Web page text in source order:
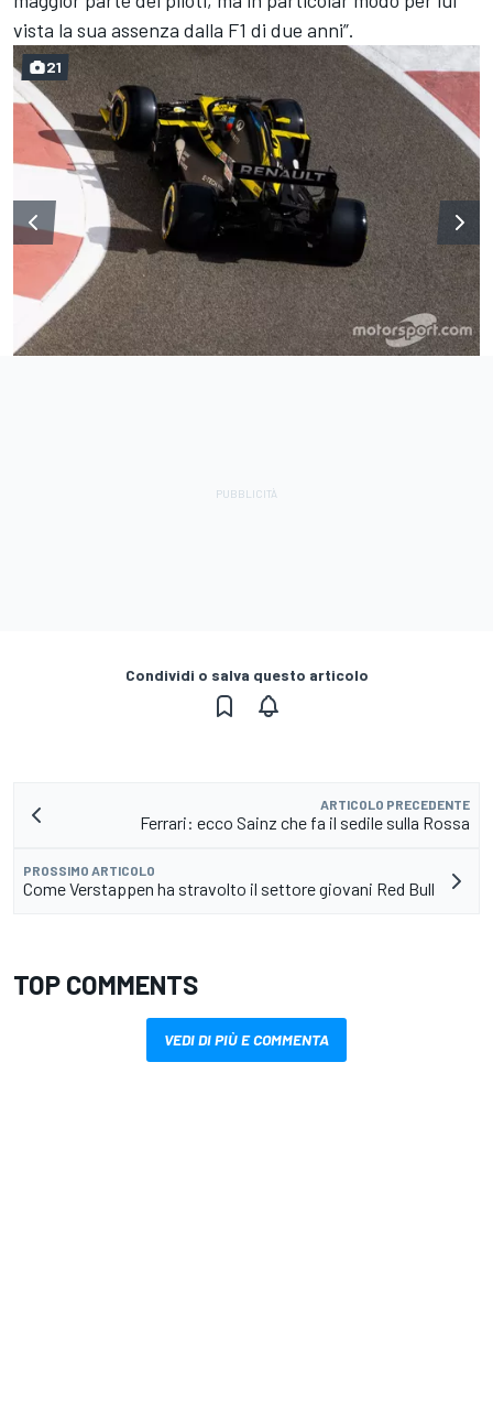
vista la sua assenza dalla F1 di due anni”.
21
Condividi o salva questo articolo
ARTICOLO PRECEDENTE
Ferrari: ecco Sainz che fa il sedile sulla Rossa
PROSSIMO ARTICOLO
Come Verstappen ha stravolto il settore giovani Red Bull
TOP COMMENTS
VEDI DI PIÙ E COMMENTA